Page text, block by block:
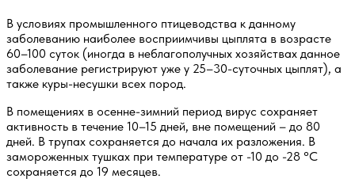
В условиях промышленного птицеводства к данному
заболеванию наиболее восприимчивы цыплята в возрасте
60–100 суток (иногда в неблагополучных хозяйствах данное
заболевание регистрируют уже у 25–30-суточных цыплят), а
также куры-несушки всех пород.
В помещениях в осенне-зимний период вирус сохраняет
активность в течение 10–15 дней, вне помещений – до 80
дней. В трупах сохраняется до начала их разложения. В
замороженных тушках при температуре от -10 до -28 °С
сохраняется до 19 месяцев.